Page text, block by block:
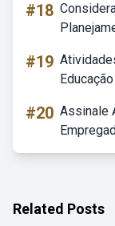
#18
#19
#20 Assinale
Related Posts